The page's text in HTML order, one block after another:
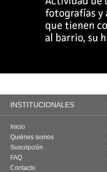
INSTITUCIONALES
Inicio
Quiénes somos
Suscripción
FAQ
Contacto